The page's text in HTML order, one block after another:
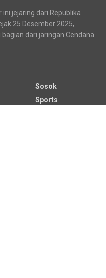
jejaring dari Republika
25 Desember 2025,
dari jaringan Cendana
Sosok
Sports